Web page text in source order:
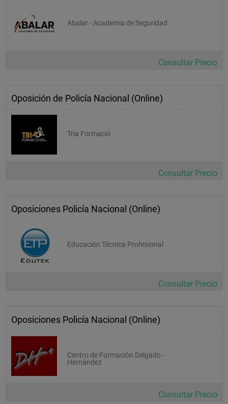
Abalar - Academia de Seguridad
Consultar Precio
Oposición de Policía Nacional (Online)
Tria Formació
Consultar Precio
Oposiciones Policía Nacional (Online)
Educación Técnica Profesional
Consultar Precio
Oposiciones Policía Nacional (Online)
Centro de Formación Delgado -
Hernández
Consultar Precio